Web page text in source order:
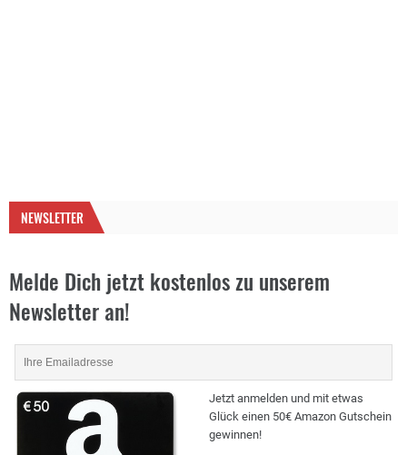
NEWSLETTER
Melde Dich jetzt kostenlos zu unserem
Newsletter an!
Jetzt anmelden und mit etwas
Glück einen 50€ Amazon Gutschein
gewinnen!